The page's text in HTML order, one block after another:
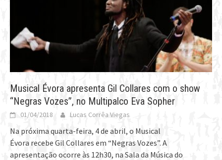
Musical Évora apresenta Gil Collares com o show
“Negras Vozes”, no Multipalco Eva Sopher
01/04/2018 Lucas Corrêa Viegas
Na próxima quarta-feira, 4 de abril, o Musical
Évora recebe Gil Collares em “Negras Vozes”. A
apresentação ocorre às 12h30, na Sala da Música do